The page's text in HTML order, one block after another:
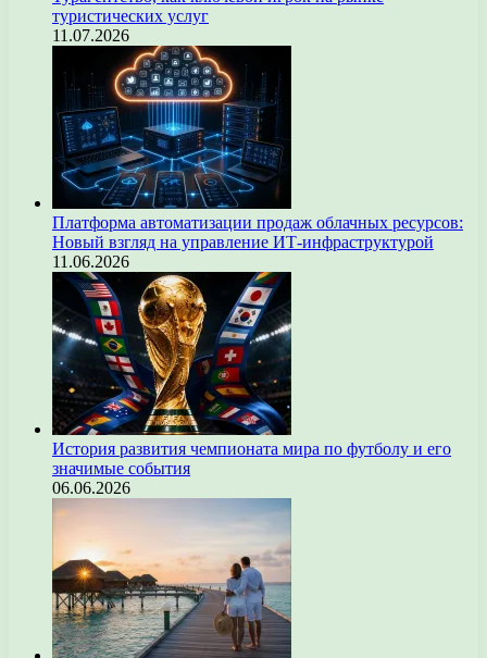
туристических услуг
11.07.2026
Платформа автоматизации продаж облачных ресурсов:
Новый взгляд на управление ИТ-инфраструктурой
11.06.2026
История развития чемпионата мира по футболу и его
значимые события
06.06.2026